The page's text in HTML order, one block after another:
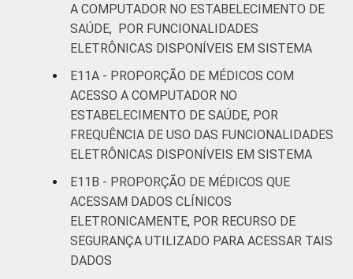
A COMPUTADOR NO ESTABELECIMENTO DE
SAÚDE, POR FUNCIONALIDADES
ELETRÔNICAS DISPONÍVEIS EM SISTEMA
E11A - PROPORÇÃO DE MÉDICOS COM
ACESSO A COMPUTADOR NO
ESTABELECIMENTO DE SAÚDE, POR
FREQUÊNCIA DE USO DAS FUNCIONALIDADES
ELETRÔNICAS DISPONÍVEIS EM SISTEMA
E11B - PROPORÇÃO DE MÉDICOS QUE
ACESSAM DADOS CLÍNICOS
ELETRONICAMENTE, POR RECURSO DE
SEGURANÇA UTILIZADO PARA ACESSAR TAIS
DADOS